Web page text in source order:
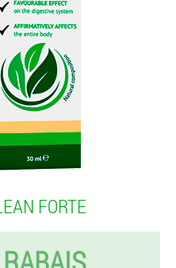
FORTE